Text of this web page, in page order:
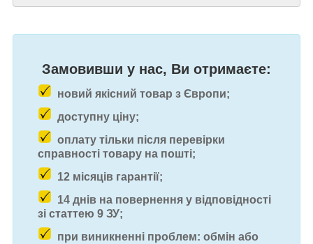
Замовивши у нас, Ви отримаєте:
новий якісний товар з Європи;
доступну ціну;
оплату тільки після перевірки
справності товару на пошті;
12 місяців гарантії;
14 днів на повернення у відповідності
зі статтею 9 ЗУ;
при виникненні проблем: обмін або